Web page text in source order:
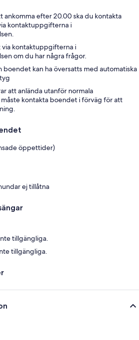
ankomma efter 20.00 ska du kontakta
kontaktuppgifterna i
kontaktuppgifterna i
om du har några frågor.
boendet kan ha översatts med automatiska
att anlända utanför normala
kontakta boendet i förväg för att
öppettider)
ej tillåtna
tillgängliga.
tillgängliga.